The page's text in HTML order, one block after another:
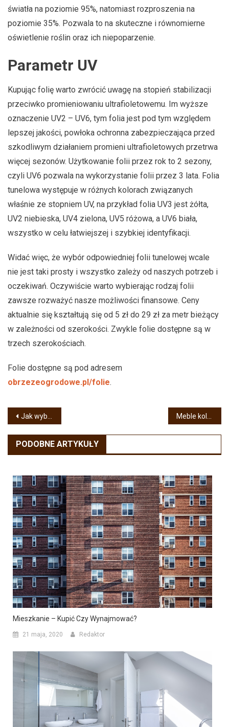
światła na poziomie 95%, natomiast rozproszenia na
poziomie 35%. Pozwala to na skuteczne i równomierne
oświetlenie roślin oraz ich niepoparzenie.
Parametr UV
Kupując folię warto zwrócić uwagę na stopień stabilizacji
przeciwko promieniowaniu ultrafioletowemu. Im wyższe
oznaczenie UV2 – UV6, tym folia jest pod tym względem
lepszej jakości, powłoka ochronna zabezpieczająca przed
szkodliwym działaniem promieni ultrafioletowych przetrwa
więcej sezonów. Użytkowanie folii przez rok to 2 sezony,
czyli UV6 pozwala na wykorzystanie folii przez 3 lata. Folia
tunelowa występuje w różnych kolorach związanych
właśnie ze stopniem UV, na przykład folia UV3 jest żółta,
UV2 niebieska, UV4 zielona, UV5 różowa, a UV6 biała,
wszystko w celu łatwiejszej i szybkiej identyfikacji.
Widać więc, że wybór odpowiedniej folii tunelowej wcale
nie jest taki prosty i wszystko zależy od naszych potrzeb i
oczekiwań. Oczywiście warto wybierając rodzaj folii
zawsze rozważyć nasze możliwości finansowe. Ceny
aktualnie się kształtują się od 5 zł do 29 zł za metr bieżący
w zależności od szerokości. Zwykle folie dostępne są w
trzech szerokościach.
Folie dostępne są pod adresem
obrzezeogrodowe.pl/folie.
Nawigacja
wpisu
Jak wybrać lodówkę? Czym się kierować przy wyborze?
PODOBNE ARTYKUŁY
Mieszkanie – Kupić Czy Wynajmować?
21 maja, 2020 Redaktor